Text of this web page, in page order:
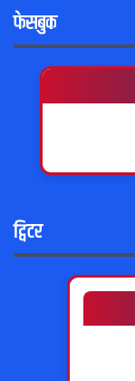
फेसबुक
ट्विटर